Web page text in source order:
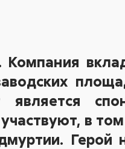
Компания
в
Герой